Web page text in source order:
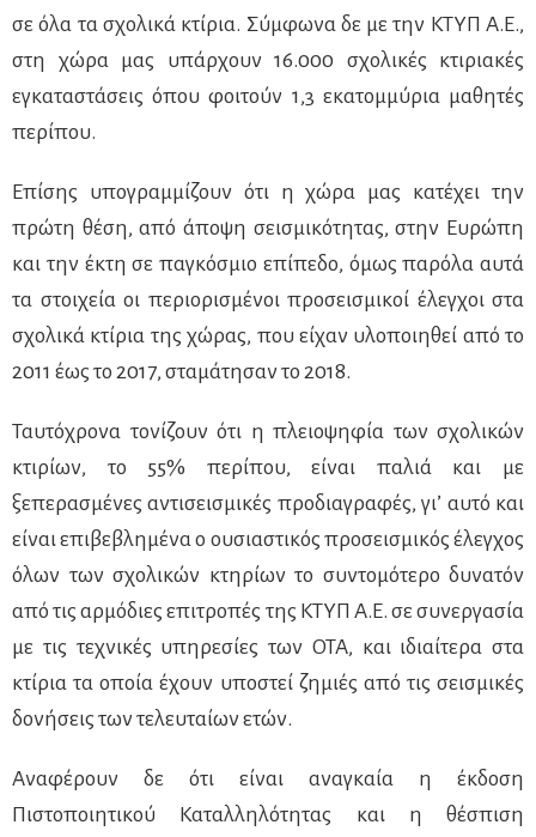
σε όλα τα σχολικά κτίρια. Σύμφωνα δε με την ΚΤΥΠ Α.Ε.,
στη χώρα μας υπάρχουν 16.000 σχολικές κτιριακές
εγκαταστάσεις όπου φοιτούν 1,3 εκατομμύρια μαθητές
περίπου.
Επίσης υπογραμμίζουν ότι η χώρα μας κατέχει την
πρώτη θέση, από άποψη σεισμικότητας, στην Ευρώπη
και την έκτη σε παγκόσμιο επίπεδο, όμως παρόλα αυτά
τα στοιχεία οι περιορισμένοι προσεισμικοί έλεγχοι στα
σχολικά κτίρια της χώρας, που είχαν υλοποιηθεί από το
2011 έως το 2017, σταμάτησαν το 2018.
Ταυτόχρονα τονίζουν ότι η πλειοψηφία των σχολικών
κτιρίων, το 55% περίπου, είναι παλιά και με
ξεπερασμένες αντισεισμικές προδιαγραφές, γι’ αυτό και
είναι επιβεβλημένα ο ουσιαστικός προσεισμικός έλεγχος
όλων των σχολικών κτηρίων το συντομότερο δυνατόν
από τις αρμόδιες επιτροπές της ΚΤΥΠ Α.Ε. σε συνεργασία
με τις τεχνικές υπηρεσίες των ΟΤΑ, και ιδιαίτερα στα
κτίρια τα οποία έχουν υποστεί ζημιές από τις σεισμικές
δονήσεις των τελευταίων ετών.
Αναφέρουν δε ότι είναι αναγκαία η έκδοση
Πιστοποιητικού Καταλληλότητας και η θέσπιση